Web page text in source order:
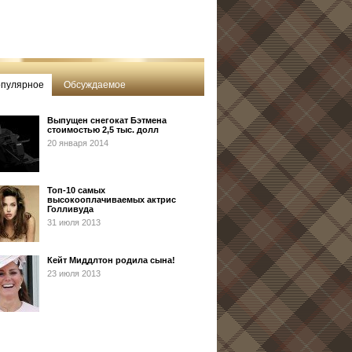
Обсуждаемое
Выпущен снегокат Бэтмена
стоимостью 2,5 тыс. долл
20 января 2014
Топ-10 самых
высокооплачиваемых актрис
Голливуда
31 июля 2013
Кейт Миддлтон родила сына!
23 июля 2013